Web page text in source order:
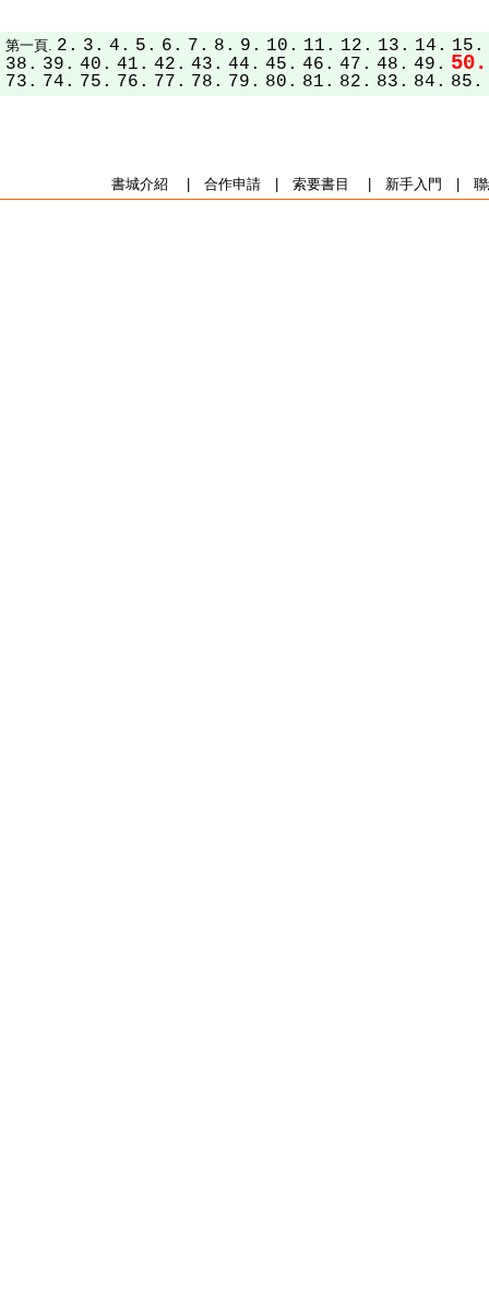
第一頁. 2. 3. 4. 5. 6. 7. 8. 9. 10. 11. 12. 13. 14. 15.
38. 39. 40. 41. 42. 43. 44. 45. 46. 47. 48. 49. 50.
73. 74. 75. 76. 77. 78. 79. 80. 81. 82. 83. 84. 85.
書城介紹 合作申請| 索要書目 新手入門